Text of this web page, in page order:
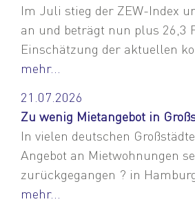
Im Juli stieg der ZEW-Index
an und beträgt nun plus 26,3
Einschätzung der aktuellen
mehr...
21.07.2026
Zu wenig Mietangebot in
In vielen deutschen
Angebot an Mietwohnungen
zurückgegangen ? in
mehr...